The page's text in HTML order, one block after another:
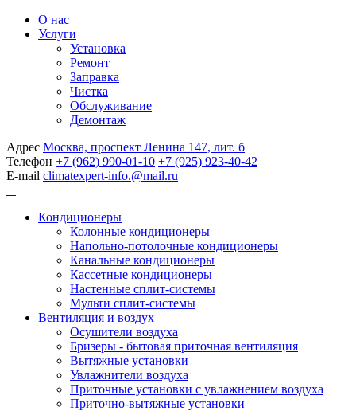
О нас
Услуги
Установка
Ремонт
Заправка
Чистка
Обслуживание
Демонтаж
Адрес Москва, проспект Ленина 147, лит. б
Телефон +7 (962) 990-01-10 +7 (925) 923-40-42
E-mail climatexpert-info.@mail.ru
Кондиционеры
Колонные кондиционеры
Напольно-потолочные кондиционеры
Канальные кондиционеры
Кассетные кондиционеры
Настенные сплит-системы
Мульти сплит-системы
Вентиляция и воздух
Осушители воздуха
Бризеры - бытовая приточная вентиляция
Вытяжные установки
Увлажнители воздуха
Приточные установки с увлажнением воздуха
Приточно-вытяжные установки